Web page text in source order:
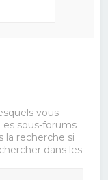
vous
sous-forums
la recherche si
dans les